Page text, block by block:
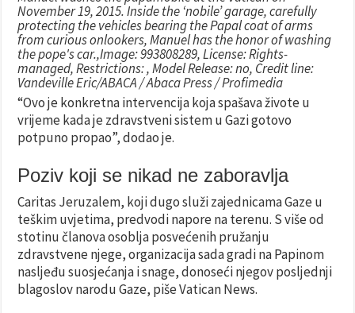
November 19, 2015. Inside the ‘nobile’ garage, carefully
protecting the vehicles bearing the Papal coat of arms
from curious onlookers, Manuel has the honor of washing
the pope's car.,Image: 993808289, License: Rights-
managed, Restrictions: , Model Release: no, Credit line:
Vandeville Eric/ABACA / Abaca Press / Profimedia
“Ovo je konkretna intervencija koja spašava živote u
vrijeme kada je zdravstveni sistem u Gazi gotovo
potpuno propao”, dodao je.
Poziv koji se nikad ne zaboravlja
Caritas Jeruzalem, koji dugo služi zajednicama Gaze u
teškim uvjetima, predvodi napore na terenu. S više od
stotinu članova osoblja posvećenih pružanju
zdravstvene njege, organizacija sada gradi na Papinom
nasljeđu suosjećanja i snage, donoseći njegov posljednji
blagoslov narodu Gaze, piše Vatican News.